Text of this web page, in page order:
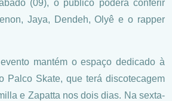
(09), o público poderá conferir
Jaya, Dendeh, Olyê e o rapper
mantém o espaço dedicado à
Palco Skate, que terá discotecagem
e Zapatta nos dois dias. Na sexta-